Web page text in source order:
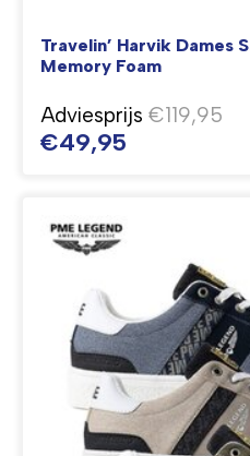
Travelin’ Harvik Dames
Memory Foam
Adviesprijs €119,95
€49,95